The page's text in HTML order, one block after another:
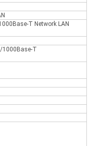
T Network LAN
1000Base-T